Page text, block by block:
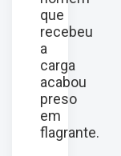
que
recebeu
a
carga
acabou
preso
em
flagrante.